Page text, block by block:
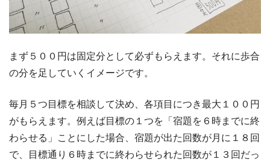
まず５００円は固定分として必ずもらえます。それに歩合
の分を足していくイメージです。
毎月５つ目標を相談して決め、各項目につき最大１００円
がもらえます。例えば目標の１つを「宿題を６時までに終
わらせる」ことにした場合、宿題が出た回数が月に１８回
で、目標通り６時までに終わらせられた回数が１３回だっ